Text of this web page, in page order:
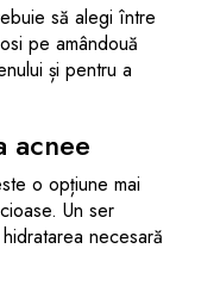
să alegi între
pe amândouă
și pentru a
acnee
o opțiune mai
Un ser
necesară